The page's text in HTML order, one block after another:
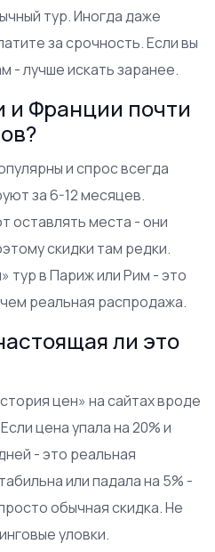
тур. Иногда даже
за срочность. Если вы
- лучше искать заранее.
и Франции почти
и спрос всегда
за 6-12 месяцев.
оставлять места - они
скидки там редки.
тур в Париж или Рим - это
реальная распродажа.
ли это
цен» на сайтах вроде
цена упала на 20% и
- это реальная
или падала на 5% -
обычная скидка. Не
уловки.